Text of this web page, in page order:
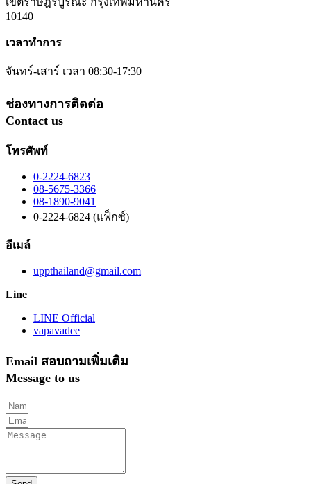
10140
เวลาทำการ
จันทร์-เสาร์ เวลา 08:30-17:30
ช่องทางการติดต่อ
Contact us
โทรศัพท์
0-2224-6823
08-5675-3366
08-1890-9041
0-2224-6824 (แฟ็กซ์)
อีเมล์
uppthailand@gmail.com
Line
LINE Official
vapavadee
Email สอบถามเพิ่มเติม
Message to us